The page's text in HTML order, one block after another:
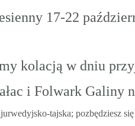
17-22
kolacją w dniu
i Folwark Galiny
tajska; pozbędziesz